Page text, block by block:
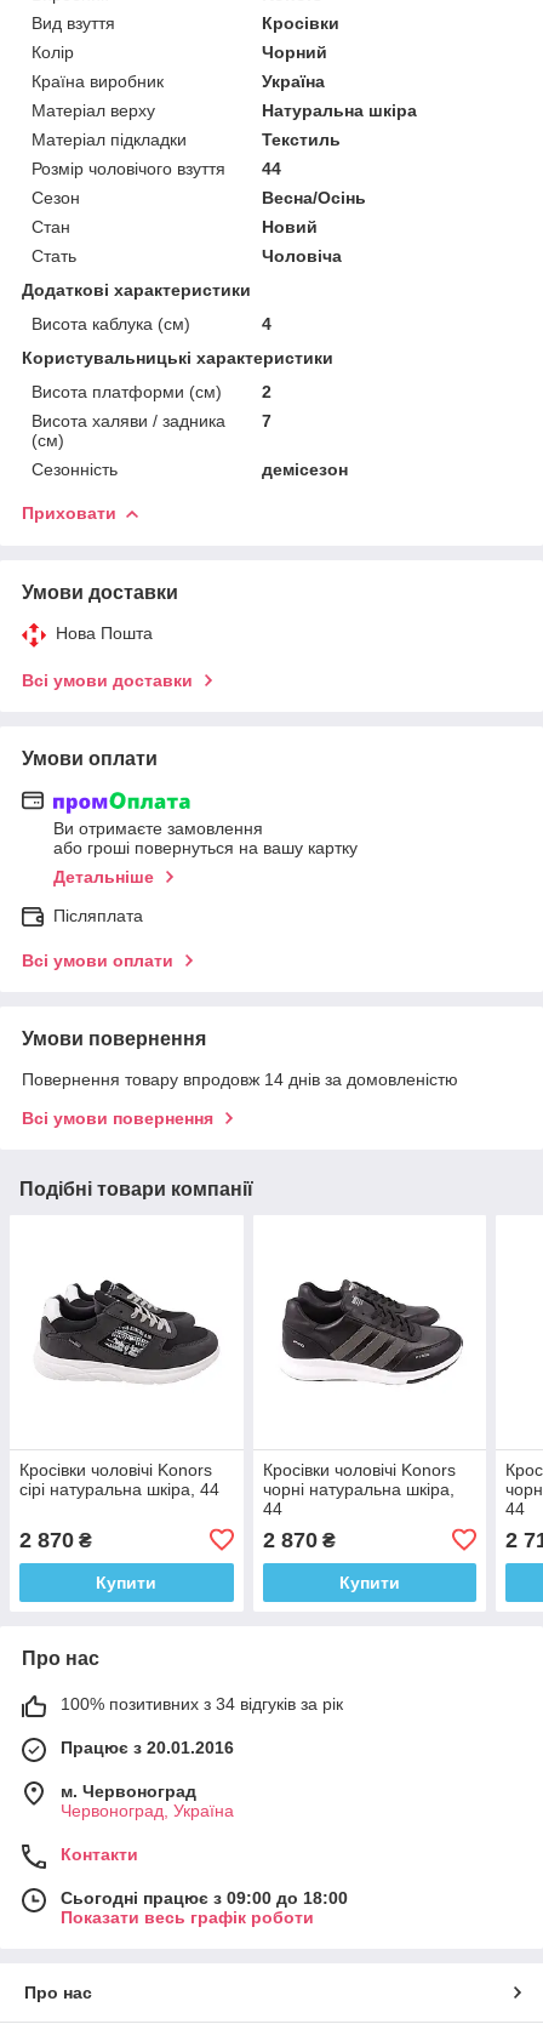
Вид взуття
Кросівки
Колір
Чорний
Країна виробник
Україна
Матеріал верху
Натуральна шкіра
Матеріал підкладки
Текстиль
Розмір чоловічого взуття
44
Сезон
Весна/Осінь
Стан
Новий
Стать
Чоловіча
Додаткові характеристики
Висота каблука (см)
4
Користувальницькі характеристики
Висота платформи (см)
2
Висота халяви / задника
(см)
7
Сезонність демісезон
Приховати
Умови доставки
Нова Пошта
Всі умови доставки
Умови оплати
Ви отримаєте замовлення
або гроші повернуться на вашу картку
Детальніше
Післяплата
Всі умови оплати
Умови повернення
Повернення товару впродовж 14 днів за домовленістю
Всі умови повернення
Подібні товари компанії
Кросівки чоловічі Konors
сірі натуральна шкіра, 44
2 870 ₴
Купити
Кросівки чоловічі Konors
чорні натуральна шкіра,
44
2 870₴
Купити
44
2
Про нас
100% позитивних з 34 відгуків за рік
Працює з 20.01.2016
м. Червоноград
Червоноград, Україна
Контакти
Сьогодні працює з 09:00 до 18:00
Показати весь графік роботи
Про нас